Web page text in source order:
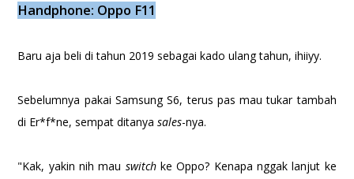
Handphone: Oppo F11
Baru aja beli di tahun 2019 sebagai kado ulang tahun, ihiiyy.
Sebelumnya pakai Samsung S6, terus pas mau tukar tambah
di Er*f*ne, sempat ditanyasales-nya.
"Kak, yakin nih mau switchke Oppo? Kenapa nggak lanjut ke